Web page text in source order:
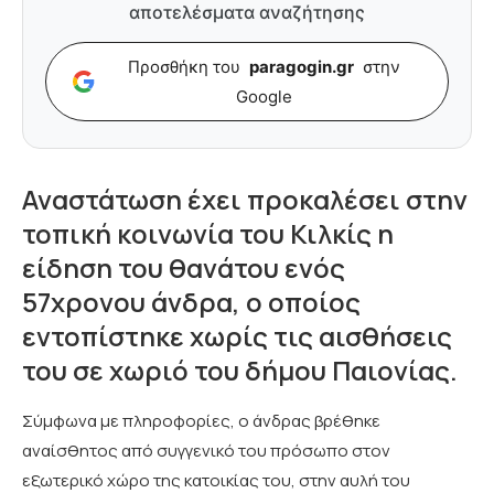
αποτελέσματα αναζήτησης
Προσθήκη του paragogin.gr στην
Google
Αναστάτωση έχει προκαλέσει στην
τοπική κοινωνία του Κιλκίς η
είδηση του θανάτου ενός
57χρονου άνδρα, ο οποίος
εντοπίστηκε χωρίς τις αισθήσεις
του σε χωριό του δήμου Παιονίας.
Σύμφωνα με πληροφορίες, ο άνδρας βρέθηκε
αναίσθητος από συγγενικό του πρόσωπο στον
εξωτερικό χώρο της κατοικίας του, στην αυλή του